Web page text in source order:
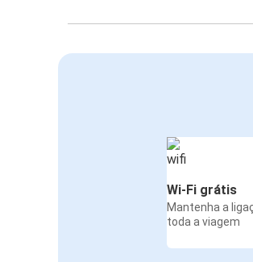
Wi-Fi grátis
Mantenha a
toda a viagem